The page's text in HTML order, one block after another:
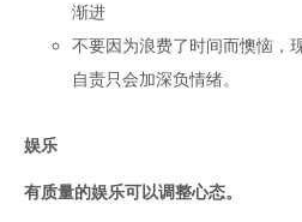
渐进
不要因为浪费了时间而懊恼，
自责只会加深负情绪。
娱乐
有质量的娱乐可以调整心态。